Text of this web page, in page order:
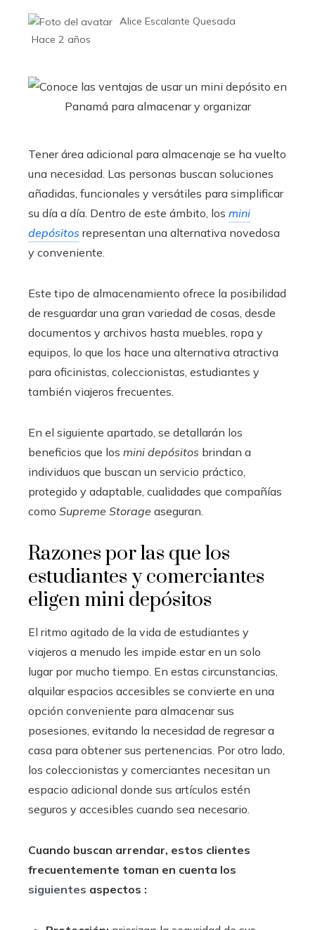
Alice Escalante Quesada
Hace 2 años
Tener área adicional para almacenaje se ha vuelto
una necesidad. Las personas buscan soluciones
añadidas, funcionales y versátiles para simplificar
su día a día. Dentro de este ámbito, los mini
depósitos representan una alternativa novedosa
y conveniente.
Este tipo de almacenamiento ofrece la posibilidad
de resguardar una gran variedad de cosas, desde
documentos y archivos hasta muebles, ropa y
equipos, lo que los hace una alternativa atractiva
para oficinistas, coleccionistas, estudiantes y
también viajeros frecuentes.
En el siguiente apartado, se detallarán los
beneficios que los mini depósitos brindan a
individuos que buscan un servicio práctico,
protegido y adaptable, cualidades que compañías
como Supreme Storage aseguran.
Razones por las que los
estudiantes y comerciantes
eligen mini depósitos
El ritmo agitado de la vida de estudiantes y
viajeros a menudo les impide estar en un solo
lugar por mucho tiempo. En estas circunstancias,
alquilar espacios accesibles se convierte en una
opción conveniente para almacenar sus
posesiones, evitando la necesidad de regresar a
casa para obtener sus pertenencias. Por otro lado,
los coleccionistas y comerciantes necesitan un
espacio adicional donde sus artículos estén
seguros y accesibles cuando sea necesario.
Cuando buscan arrendar, estos clientes
frecuentemente toman en cuenta los
siguientes aspectos :